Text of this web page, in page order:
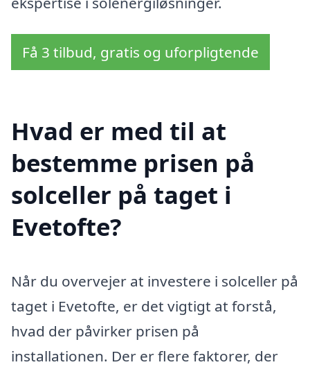
Få 3 tilbud, gratis og uforpligtende
Hvad er med til at
bestemme prisen på
solceller på taget i
Evetofte?
Når du overvejer at investere i solceller på
taget i Evetofte, er det vigtigt at forstå,
hvad der påvirker prisen på
installationen. Der er flere faktorer, der